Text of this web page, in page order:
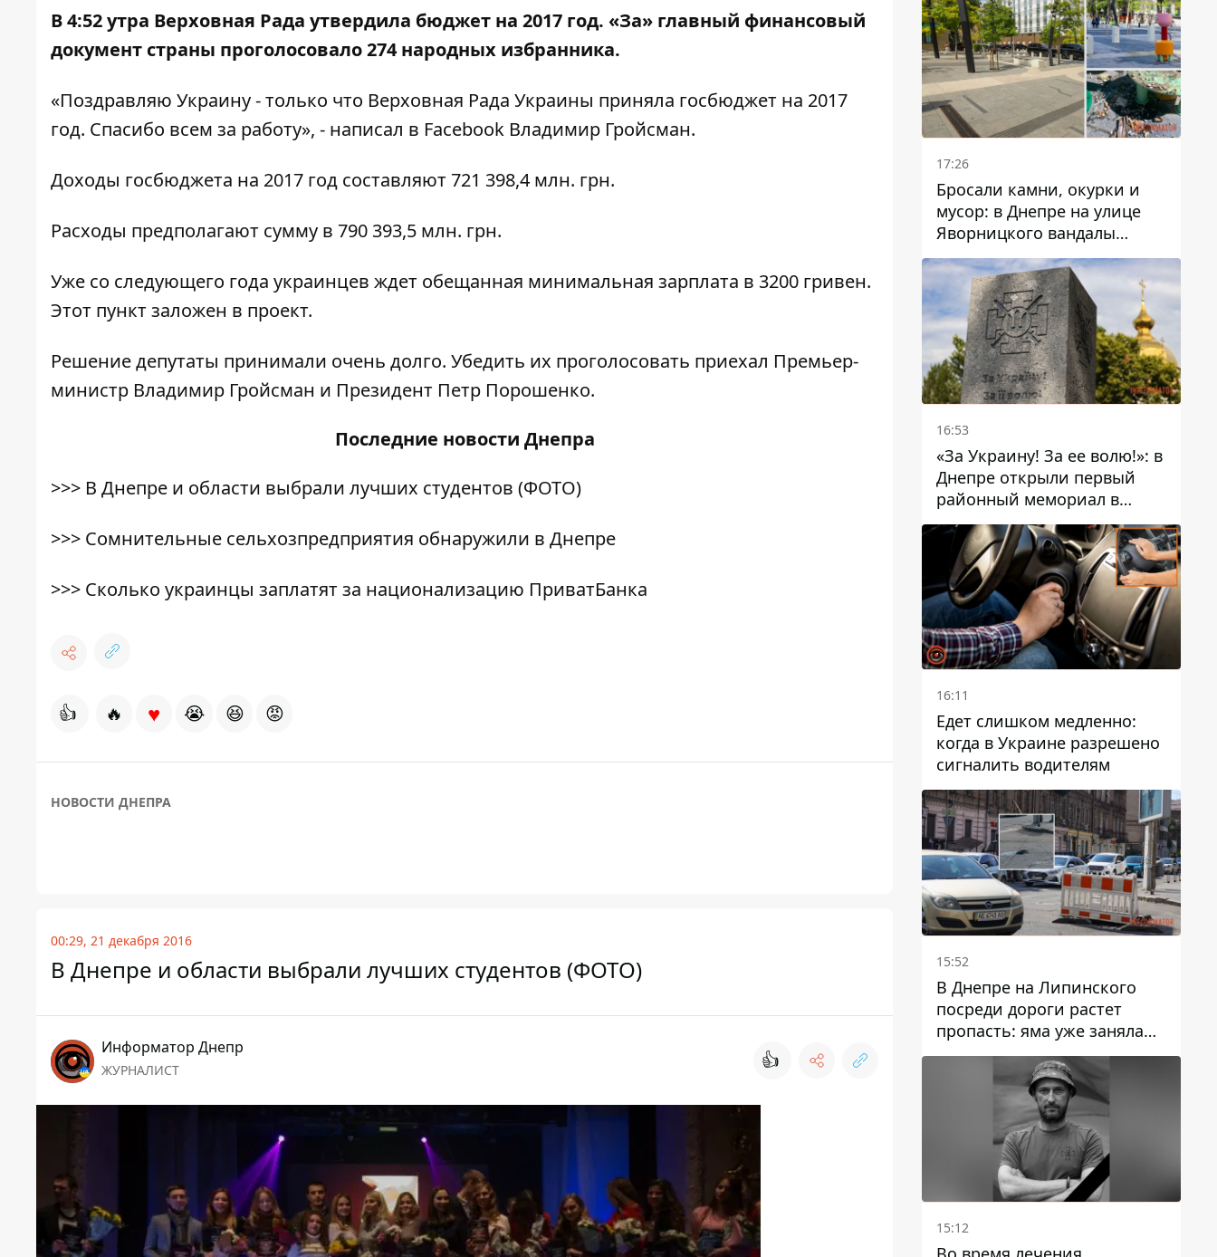
В 4:52 утра Верховная Рада утвердила бюджет на 2017 год. «За» главный финансовый
документ страны проголосовало 274 народных избранника.
«Поздравляю Украину - только что Верховная Рада Украины приняла госбюджет на 2017
год. Спасибо всем за работу», - написал в Facebook Владимир Гройсман.
Доходы госбюджета на 2017 год составляют 721 398,4 млн. грн.
Расходы предполагают сумму в 790 393,5 млн. грн.
Уже со следующего года украинцев ждет обещанная минимальная зарплата в 3200 гривен.
Этот пункт заложен в проект.
Решение депутаты принимали очень долго. Убедить их проголосовать приехал Премьер-
министр Владимир Гройсман и Президент Петр Порошенко.
Последние новости Днепра
>>> В Днепре и области выбрали лучших студентов (ФОТО)
>>> Сомнительные сельхозпредприятия обнаружили в Днепре
>>> Сколько украинцы заплатят за национализацию ПриватБанка
👍 🔥 ♥ 😭 😆 😡
НОВОСТИ ДНЕПРА
00:29, 21 декабря 2016
В Днепре и области выбрали лучших студентов (ФОТО)
Информатор Днепр
ЖУРНАЛИСТ 👍
17:26
Бросали камни, окурки и
мусор: в Днепре на улице
Яворницкого вандалы
повредили питьевые
фонтаны
16:53
«За Украину! За ее волю!»: в
Днепре открыли первый
районный мемориал в
честь погибших
Защитников
16:11
Едет слишком медленно:
когда в Украине разрешено
сигналить водителям
15:52
В Днепре на Липинского
посреди дороги растет
пропасть: яма уже заняла
полосу движения
15:12